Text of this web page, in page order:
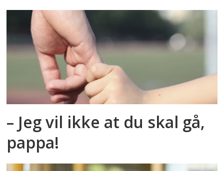
– Jeg vil ikke at du skal gå,
pappa!